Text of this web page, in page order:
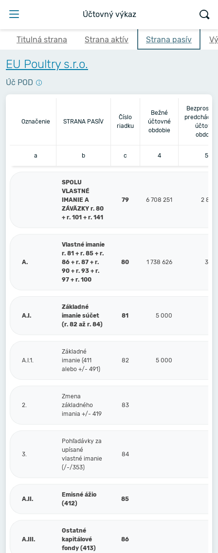
Účtovný výkaz
Titulná strana Strana aktív Strana pasív
EU Poultry s.r.o.
Úč POD
Označenie STRANA PASÍV
Číslo
riadku
Bežné
účtovné
obdobie
účtovné
obdobie
a b c 4 5
SPOLU
VLASTNÉ
IMANIE A
ZÁVÄZKY r. 80
+ r. 101 + r. 141
79 6 708 251 2 839
A.
Vlastné imanie
r. 81 + r. 85 + r.
86 + r. 87 + r.
90 + r. 93 + r.
97 + r. 100
80 1 738 626 386
A.I.
Základné
imanie súčet
(r. 82 až r. 84)
81 5 000
A.I.1.
Základné
imanie (411
alebo +/- 491)
82 5 000
2.
Zmena
základného
imania +/- 419
83
3.
Pohľadávky za
upísané
vlastné imanie
(/-/353)
84
A.II.
Emisné ážio
(412)
85
A.III.
Ostatné
kapitálové
fondy (413)
86